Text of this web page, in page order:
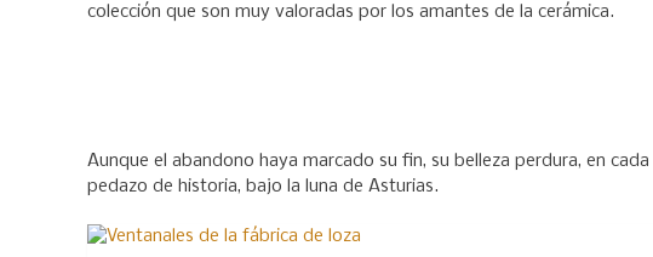
colección que son muy valoradas por los amantes de la cerámica.
Aunque el abandono haya marcado su fin, su belleza perdura, en
pedazo de historia, bajo la luna de Asturias.